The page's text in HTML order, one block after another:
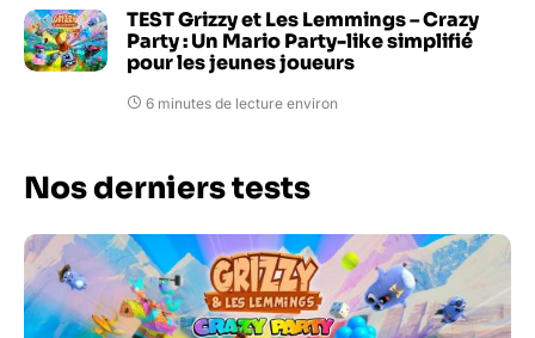
TEST Grizzy et Les Lemmings – Crazy
Party : Un Mario Party-like simplifié
pour les jeunes joueurs
6 minutes de lecture environ
Nos derniers tests